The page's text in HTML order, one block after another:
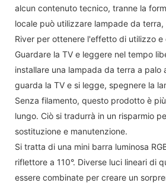
alcun contenuto tecnico, tranne la
locale può utilizzare lampade da
River per ottenere l'effetto di utilizzo e
Guardare la TV e leggere nel tempo
installare una lampada da terra a palo
guarda la TV e si legge, spegnere la
Senza filamento, questo prodotto è
lungo. Ciò si tradurrà in un risparmio
sostituzione e manutenzione.
Si tratta di una mini barra luminosa
riflettore a 110°. Diverse luci lineari di
essere combinate per creare un